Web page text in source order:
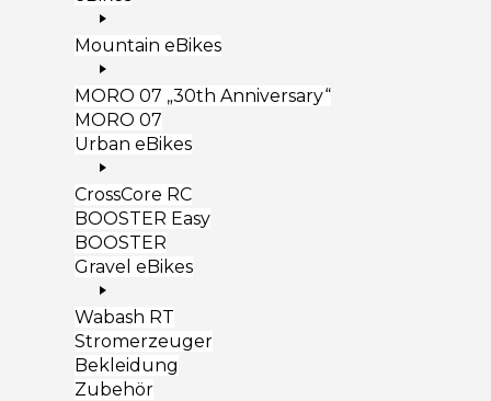
Mountain eBikes
MORO 07 „30th Anniversary“
MORO 07
Urban eBikes
CrossCore RC
BOOSTER Easy
BOOSTER
Gravel eBikes
Wabash RT
Stromerzeuger
Bekleidung
Zubehör